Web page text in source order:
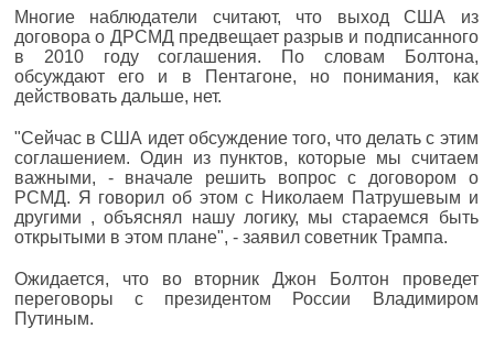
Многие наблюдатели считают, что выход США из
договора о ДРСМД предвещает разрыв и подписанного
в 2010 году соглашения. По словам Болтона,
обсуждают его и в Пентагоне, но понимания, как
действовать дальше, нет.
"Сейчас в США идет обсуждение того, что делать с этим
соглашением. Один из пунктов, которые мы считаем
важными, - вначале решить вопрос с договором о
РСМД. Я говорил об этом с Николаем Патрушевым и
другими , объяснял нашу логику, мы стараемся быть
открытыми в этом плане", - заявил советник Трампа.
Ожидается, что во вторник Джон Болтон проведет
переговоры с президентом России Владимиром
Путиным.